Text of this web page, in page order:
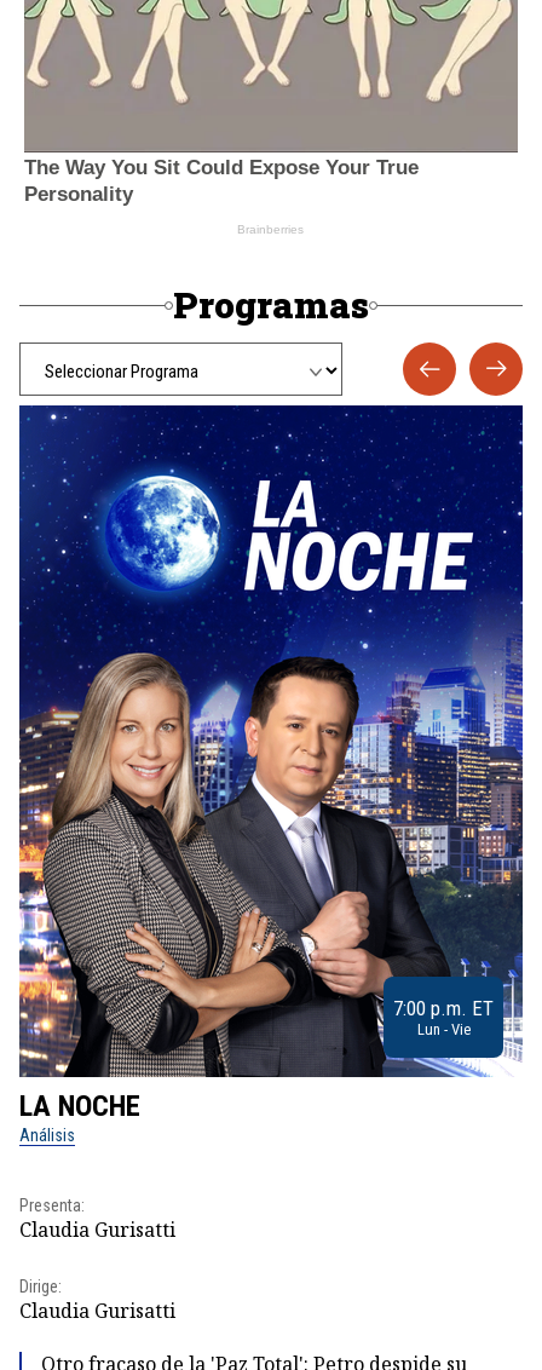
Programas
7:00 p.m. ET
Lun - Vie
LA NOCHE
Análisis
Presenta:
Claudia Gurisatti
Dirige:
Claudia Gurisatti
Otro fracaso de la 'Paz Total': Petro despide su